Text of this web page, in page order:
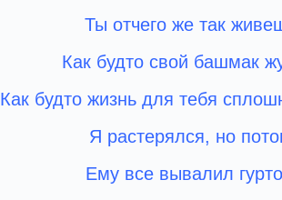
Ты отчего же так
Как будто свой башмак
Как будто жизнь для тебя
Я растерялся, но
Ему все вывалил